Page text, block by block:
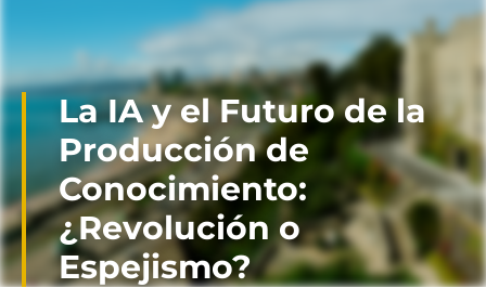
La IA y el Futuro de la
Producción de
Conocimiento:
¿Revolución o
Espejismo?